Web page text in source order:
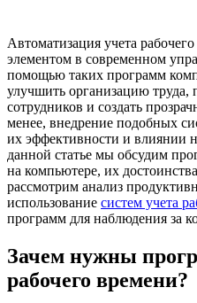
Автоматизация учета
элементом в современном
помощью таких программ
улучшить организацию труда,
сотрудников и создать
менее, внедрение подобных
их эффективности и влиянии
данной статье мы обсудим
на компьютере, их
рассмотрим анализ
использование систем учета
программ для наблюдения за
Зачем нужны
рабочего времени?